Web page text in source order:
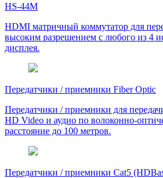
HS-44M
HDMI матричный коммутатор для
высоким разрешением с любого из 4
дисплея.
Передатчики / приемники Fiber Optic
Передатчики / приемники для
HD Video и аудио по волоконно-
расстояние до 100 метров.
Передатчики / приемники Cat5